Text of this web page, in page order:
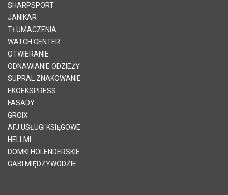
SHARPSPORT
JANIKAR
TŁUMACZENIA
WATCH CENTER
OTWIERANIE
ODNAWIANIE ODZIEŻY
SUPRAL ZNAKOWANIE
EKOEKSPRESS
FASADY
GROIX
AFJ USŁUGI KSIĘGOWE
HELLMI
DOMKI HOLENDERSKIE
GABI MIĘDZYWODZIE